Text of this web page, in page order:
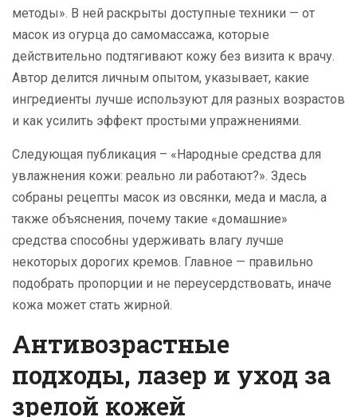
методы». В ней раскрыты доступные техники — от
масок из огурца до самомассажа, которые
действительно подтягивают кожу без визита к врачу.
Автор делится личным опытом, указывает, какие
ингредиенты лучше используют для разных возрастов
и как усилить эффект простыми упражнениями.
Следующая публикация – «Народные средства для
увлажнения кожи: реально ли работают?». Здесь
собраны рецепты масок из овсянки, меда и масла, а
также объяснения, почему такие «домашние»
средства способны удерживать влагу лучше
некоторых дорогих кремов. Главное — правильно
подобрать пропорции и не переусердствовать, иначе
кожа может стать жирной.
Антивозрастные
подходы, лазер и уход за
зрелой кожей